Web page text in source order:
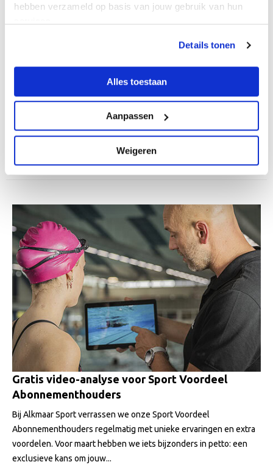
hebben verzameld op basis van jouw gebruik van hun
Details tonen
Alles toestaan
Aanpassen
Weigeren
voorjaarsvakantie het outdoorseizoen
Outdoorpark Alkmaar opent op woensdag 25 februari 2026
het outdoorseizoen met een avontuurlijke dag in de
voorjaarsvakantie. Bezoekers kunnen voor € 7,50 van 10.00 tot
13.00 uur onbeperkt klimmen...
Gratis video-analyse voor Sport Voordeel
Abonnementhouders
Bij Alkmaar Sport verrassen we onze Sport Voordeel
Abonnementhouders regelmatig met unieke ervaringen en extra
voordelen. Voor maart hebben we iets bijzonders in petto: een
exclusieve kans om jouw...